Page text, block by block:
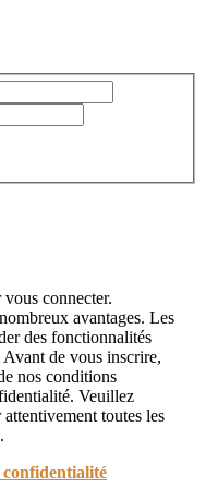
connecter.
avantages. Les
des fonctionnalités
de vous inscrire,
nos conditions
Veuillez
toutes les